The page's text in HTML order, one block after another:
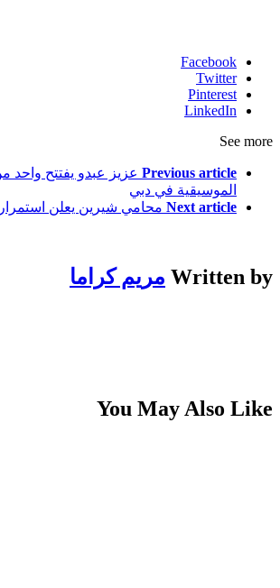
Facebook
Twitter
Pinterest
LinkedIn
See more
Previous article عزيز عبدو يفتتح واحد
الموسيقية في دبي
Next article محامي شيرين يعلن استمرار
Written by مريم كراما
You May Also Like